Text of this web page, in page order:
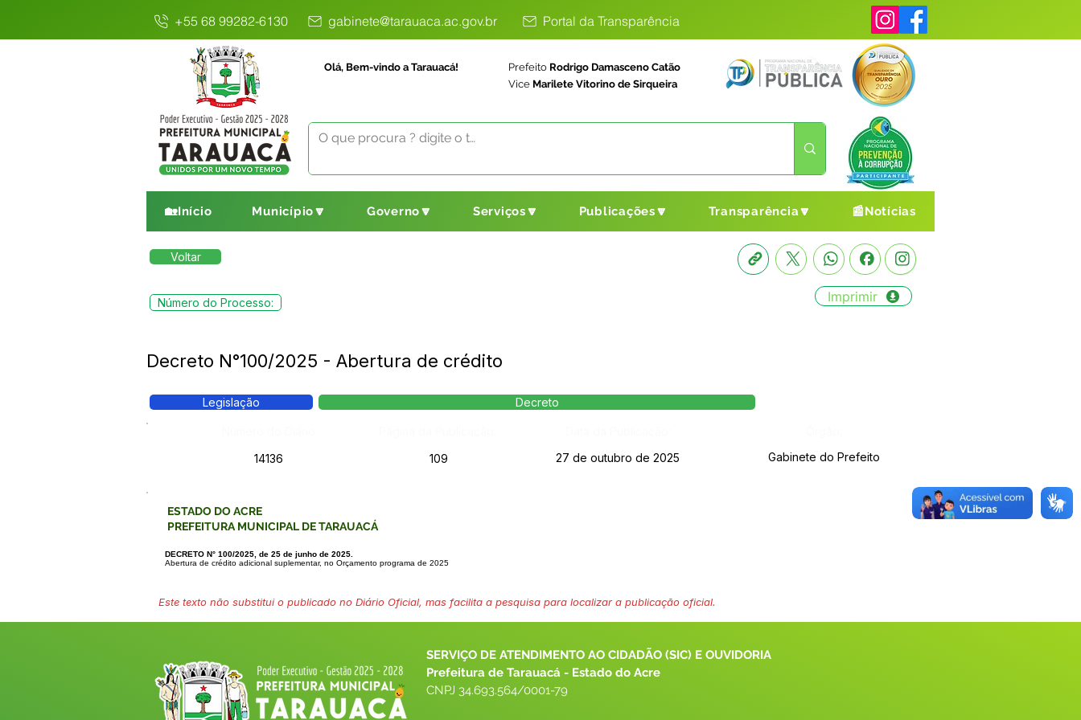
+55 68 99282-6130 gabinete@tarauaca.ac.gov.br Portal da Transparência
Olá, Bem-vindo a Tarauacá! Prefeito Rodrigo Damasceno Catão
Vice Marilete Vitorino de Sirqueira
🏡Início Município🔽 Governo🔽 Serviços🔽 Publicações🔽 Transparência🔽 📰Notícias
Voltar
Número do Processo: Imprimir
Decreto N°100/2025 - Abertura de crédito
Legislação Decreto
14136
109 27 de outubro de 2025 Gabinete do Prefeito
ESTADO DO ACRE
PREFEITURA MUNICIPAL DE TARAUACÁ
DECRETO N° 100/2025, de 25 de junho de 2025.
Abertura de crédito adicional suplementar, no Orçamento programa de 2025
Este texto não substitui o publicado no Diário Oficial, mas facilita a pesquisa para localizar a publicação oficial.
SERVIÇO DE ATENDIMENTO AO CIDADÃO (SIC) E OUVIDORIA
Prefeitura de Tarauacá - Estado do Acre
CNPJ 34.693.564/0001-79